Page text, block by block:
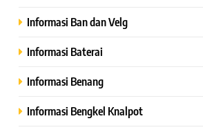
Informasi Ban dan Velg
Informasi Baterai
Informasi Benang
Informasi Bengkel Knalpot